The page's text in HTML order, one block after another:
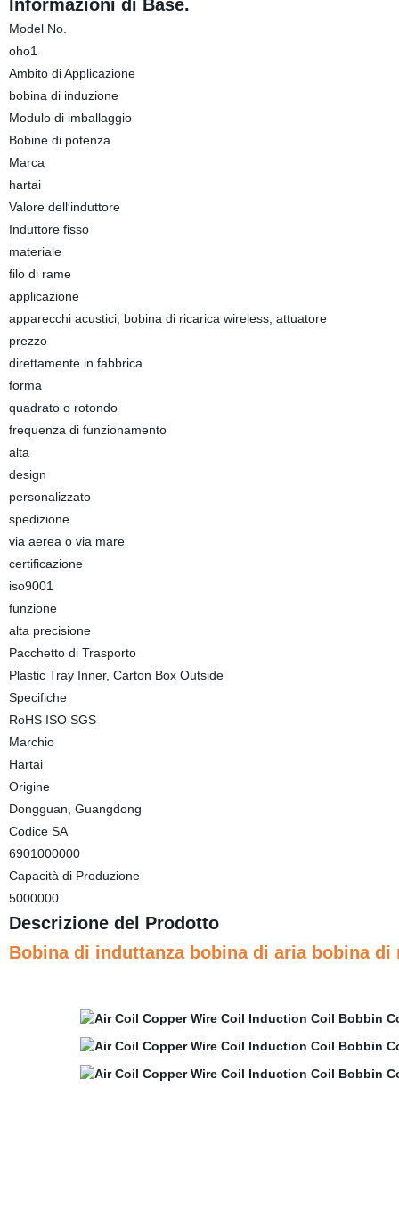
Informazioni di Base.
Model No.
oho1
Ambito di Applicazione
bobina di induzione
Modulo di imballaggio
Bobine di potenza
Marca
hartai
Valore dell′induttore
Induttore fisso
materiale
filo di rame
applicazione
apparecchi acustici, bobina di ricarica wireless, attuatore
prezzo
direttamente in fabbrica
forma
quadrato o rotondo
frequenza di funzionamento
alta
design
personalizzato
spedizione
via aerea o via mare
certificazione
iso9001
funzione
alta precisione
Pacchetto di Trasporto
Plastic Tray Inner, Carton Box Outside
Specifiche
RoHS ISO SGS
Marchio
Hartai
Origine
Dongguan, Guangdong
Codice SA
6901000000
Capacità di Produzione
5000000
Descrizione del Prodotto
Bobina di induttanza bobina di aria bobina